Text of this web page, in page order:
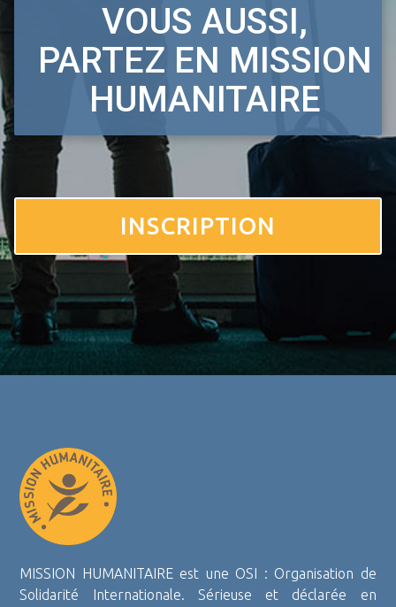
VOUS AUSSI,
PARTEZ EN MISSION
HUMANITAIRE
INSCRIPTION
MISSION HUMANITAIRE est une OSI : Organisation de
Solidarité Internationale. Sérieuse et déclarée en